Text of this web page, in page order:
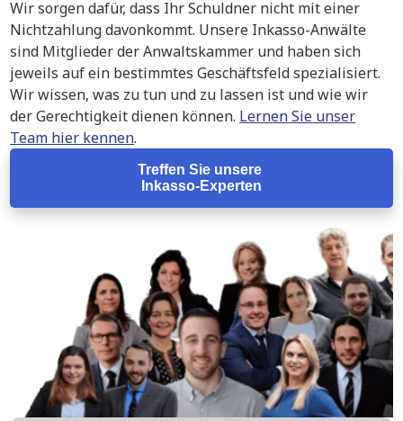
Wir sorgen dafür, dass Ihr Schuldner nicht mit einer
Nichtzahlung davonkommt. Unsere Inkasso-Anwälte
sind Mitglieder der Anwaltskammer und haben sich
jeweils auf ein bestimmtes Geschäftsfeld spezialisiert.
Wir wissen, was zu tun und zu lassen ist und wie wir
der Gerechtigkeit dienen können. Lernen Sie unser
Team hier kennen.
Treffen Sie unsere
Inkasso-Experten